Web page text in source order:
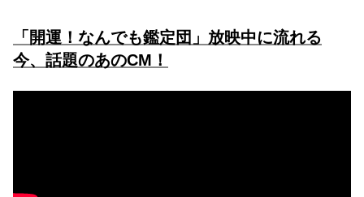
「開運！なんでも鑑定団」放映中に流れる
今、話題のあのCM！